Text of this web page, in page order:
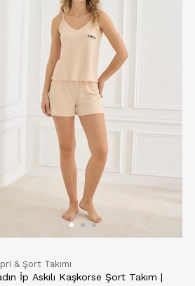
& Şort Takımı
İp Askılı Kaşkorse Şort Takım |